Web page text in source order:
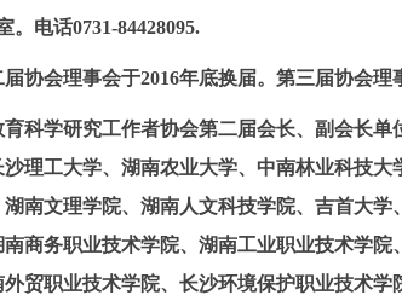
。电话0731-84428095.
届协会理事会于2016年底换届。第三届协会理
育科学研究工作者协会第二届会长、副会长单
理工大学、湖南农业大学、中南林业科技
南文理学院、湖南人文科技学院、吉首大
商务职业技术学院、湖南工业职业技术学
外贸职业技术学院、长沙环境保护职业技术